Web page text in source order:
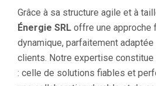
Grâce à sa structure agile et à
Énergie SRL offre une approche
dynamique, parfaitement
clients. Notre expertise constitue
: celle de solutions fiables et